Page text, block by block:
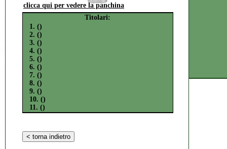
clicca qui per vedere la panchina
Titolari:
1. ()
2. ()
3. ()
4. ()
5. ()
6. ()
7. ()
8. ()
9. ()
10. ()
11. ()